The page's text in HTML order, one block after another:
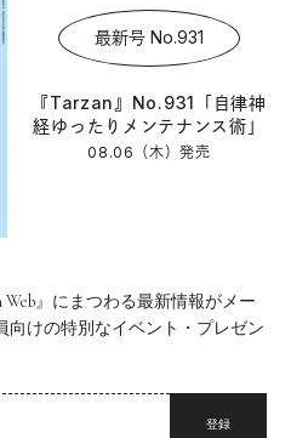
最新号 No.931
『Tarzan』No.931「自律神
経ゆったりメンテナンス術」
08.06（木）発売
Web』にまつわる最新情報がメー
向けの特別なイベント・プレゼン
登録